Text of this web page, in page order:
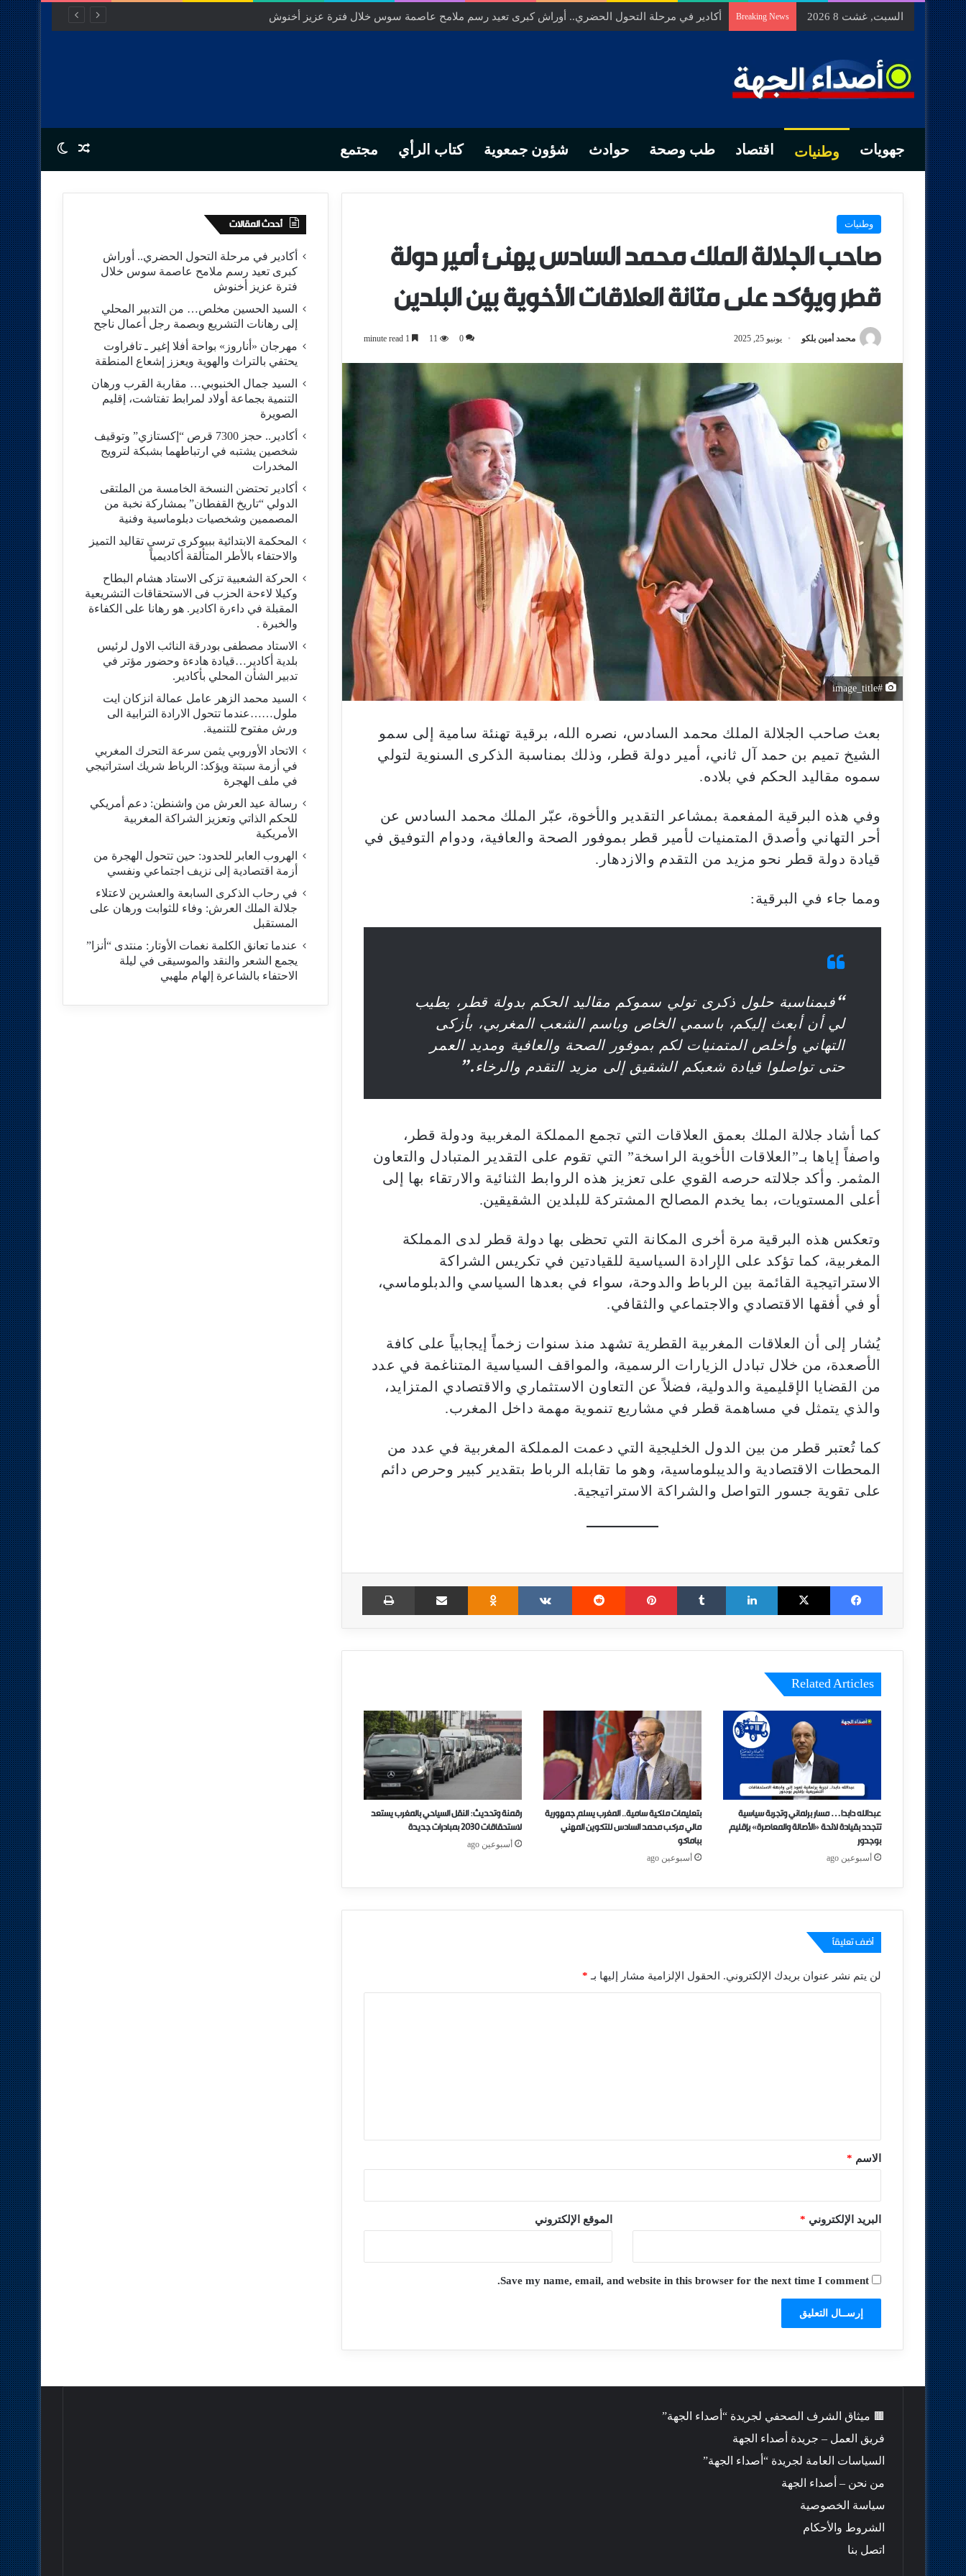
السبت, غشت 8 2026 Breaking News أكادير في مرحلة التحول الحضري.. أوراش كبرى تعيد رسم ملامح عاصمة سوس خلال فترة عزيز أخنوش
جهويات وطنيات اقتصاد طب وصحة حوادث شؤون جمعوية كتاب الرأي مجتمع Random Article
Switch skin
وطنيات
صاحب الجلالة الملك محمد السادس يهنئ أمير دولة
قطر ويؤكد على متانة العلاقات الأخوية بين البلدين
محمد أمين بلكو يونيو 25, 2025 0
11
#image_title
بعث صاحب الجلالة الملك محمد السادس، نصره الله، برقية تهنئة سامية إلى سمو
الشيخ تميم بن حمد آل ثاني، أمير دولة قطر، وذلك بمناسبة الذكرى السنوية لتولي
سموه مقاليد الحكم في بلاده.
وفي هذه البرقية المفعمة بمشاعر التقدير والأخوة، عبّر الملك محمد السادس عن
أحر التهاني وأصدق المتمنيات لأمير قطر بموفور الصحة والعافية، ودوام التوفيق في
قيادة دولة قطر نحو مزيد من التقدم والازدهار.
ومما جاء في البرقية:
“فبمناسبة حلول ذكرى تولي سموكم مقاليد الحكم بدولة قطر، يطيب
لي أن أبعث إليكم، باسمي الخاص وباسم الشعب المغربي، بأزكى
التهاني وأخلص المتمنيات لكم بموفور الصحة والعافية ومديد العمر
حتى تواصلوا قيادة شعبكم الشقيق إلى مزيد التقدم والرخاء.”
كما أشاد جلالة الملك بعمق العلاقات التي تجمع المملكة المغربية ودولة قطر،
واصفاً إياها بـ”العلاقات الأخوية الراسخة” التي تقوم على التقدير المتبادل والتعاون
المثمر. وأكد جلالته حرصه القوي على تعزيز هذه الروابط الثنائية والارتقاء بها إلى
أعلى المستويات، بما يخدم المصالح المشتركة للبلدين الشقيقين.
وتعكس هذه البرقية مرة أخرى المكانة التي تحظى بها دولة قطر لدى المملكة
المغربية، كما تؤكد على الإرادة السياسية للقيادتين في تكريس الشراكة
الاستراتيجية القائمة بين الرباط والدوحة، سواء في بعدها السياسي والدبلوماسي،
أو في أفقها الاقتصادي والاجتماعي والثقافي.
يُشار إلى أن العلاقات المغربية القطرية تشهد منذ سنوات زخماً إيجابياً على كافة
الأصعدة، من خلال تبادل الزيارات الرسمية، والمواقف السياسية المتناغمة في عدد
من القضايا الإقليمية والدولية، فضلاً عن التعاون الاستثماري والاقتصادي المتزايد،
والذي يتمثل في مساهمة قطر في مشاريع تنموية مهمة داخل المغرب.
كما تُعتبر قطر من بين الدول الخليجية التي دعمت المملكة المغربية في عدد من
المحطات الاقتصادية والديبلوماسية، وهو ما تقابله الرباط بتقدير كبير وحرص دائم
على تقوية جسور التواصل والشراكة الاستراتيجية.
Facebook
X
LinkedIn
Tumblr
Pinterest
Reddit
VKontakte
Odnoklassniki
Share via Email
Print
Related Articles
عبدالله دابدا… مسار برلماني وتجربة سياسية
تتجدد بقيادة لائحة «الأصالة والمعاصرة» بإقليم
بوجدور
أسبوعين ago
بتعليمات ملكية سامية.. المغرب يسلم جمهورية
مالي مركب محمد السادس للتكوين المهني
بباماكو
أسبوعين ago
رقمنة وتحديث: النقل السياحي بالمغرب يستعد
لاستحقاقات 2030 بمبادرات جديدة
أسبوعين ago
أضف تعليقاً
لن يتم نشر عنوان بريدك الإلكتروني. الحقول الإلزامية مشار إليها بـ *
*الاسم *
البريد الإلكتروني * الموقع الإلكتروني
Save my name, email, and website in this browser for the next time I comment.
أحدث المقالات
أكادير في مرحلة التحول الحضري.. أوراش
كبرى تعيد رسم ملامح عاصمة سوس خلال
فترة عزيز أخنوش
السيد الحسين مخلص… من التدبير المحلي
إلى رهانات التشريع وبصمة رجل أعمال ناجح
مهرجان «أناروز» بواحة أفلا إغير ـ تافراوت
يحتفي بالتراث والهوية ويعزز إشعاع المنطقة
السيد جمال الخنبوبي… مقاربة القرب ورهان
التنمية بجماعة أولاد لمرابط تفتاشت، إقليم
الصويرة
أكادير.. حجز 7300 قرص “إكستازي” وتوقيف
شخصين يشتبه في ارتباطهما بشبكة لترويج
المخدرات
أكادير تحتضن النسخة الخامسة من الملتقى
الدولي “تاريخ القفطان” بمشاركة نخبة من
المصممين وشخصيات دبلوماسية وفنية
المحكمة الابتدائية ببيوكرى ترسي تقاليد التميز
والاحتفاء بالأطر المتألقة أكاديمياً
الحركة الشعبية تزكى الاستاد هشام البطاح
وكيلا لاءحة الحزب فى الاستحقاقات التشريعية
المقبلة في داءرة اكادير. هو رهانا على الكفاءة
والخبرة .
الاستاد مصطفى بودرقة النائب الاول لرئيس
بلدية أكادير…قيادة هادءة وحضور مؤتر في
تدبير الشأن المحلي بأكادير.
السيد محمد الزهر عامل عمالة انزكان ايت
ملول……عندما تتحول الارادة الترابية الى
ورش مفتوح للتنمية.
الاتحاد الأوروبي يثمن سرعة التحرك المغربي
في أزمة سبتة ويؤكد: الرباط شريك استراتيجي
في ملف الهجرة
رسالة عيد العرش من واشنطن: دعم أمريكي
للحكم الذاتي وتعزيز الشراكة المغربية
الأمريكية
​الهروب العابر للحدود: حين تتحول الهجرة من
أزمة اقتصادية إلى نزيف اجتماعي ونفسي
في رحاب الذكرى السابعة والعشرين لاعتلاء
جلالة الملك العرش: وفاء للثوابت ورهان على
المستقبل
​عندما تعانق الكلمة نغمات الأوتار: منتدى “أنزا”
يجمع الشعر والنقد والموسيقى في ليلة
الاحتفاء بالشاعرة إلهام ملهبي
🟫 ميثاق الشرف الصحفي لجريدة “أصداء الجهة”
فريق العمل – جريدة أصداء الجهة
السياسات العامة لجريدة “أصداء الجهة”
من نحن – أصداء الجهة
سياسة الخصوصية
الشروط والأحكام
اتصل بنا